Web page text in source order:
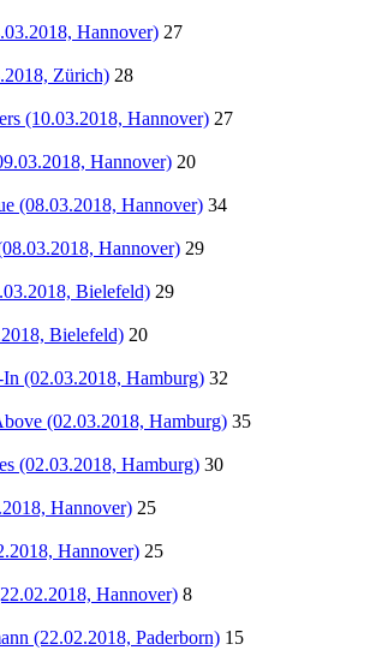
Hannover) 27
Zürich) 28
(10.03.2018, Hannover) 27
Hannover) 20
(08.03.2018, Hannover) 34
Hannover) 29
Bielefeld) 29
Bielefeld) 20
(02.03.2018, Hamburg) 32
(02.03.2018, Hamburg) 35
(02.03.2018, Hamburg) 30
Hannover) 25
Hannover) 25
Hannover) 8
(22.02.2018, Paderborn) 15